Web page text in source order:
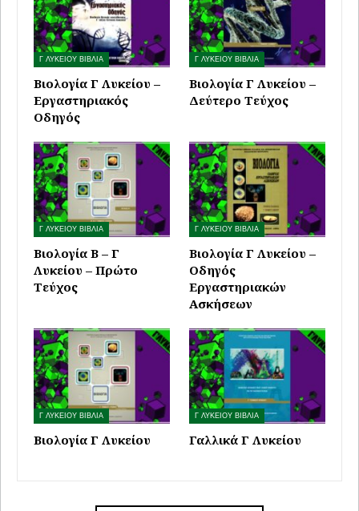
Γ ΛΥΚΕΙΟΥ ΒΙΒΛΙΑ
Βιολογία Γ Λυκείου –
Εργαστηριακός
Οδηγός
Γ ΛΥΚΕΙΟΥ ΒΙΒΛΙΑ
Βιολογία Γ Λυκείου –
Δεύτερο Τεύχος
Γ ΛΥΚΕΙΟΥ ΒΙΒΛΙΑ
Βιολογία Β – Γ
Λυκείου – Πρώτο
Τεύχος
Γ ΛΥΚΕΙΟΥ ΒΙΒΛΙΑ
Βιολογία Γ Λυκείου –
Οδηγός
Εργαστηριακών
Ασκήσεων
Γ ΛΥΚΕΙΟΥ ΒΙΒΛΙΑ
Βιολογία Γ Λυκείου
Γ ΛΥΚΕΙΟΥ ΒΙΒΛΙΑ
Γαλλικά Γ Λυκείου